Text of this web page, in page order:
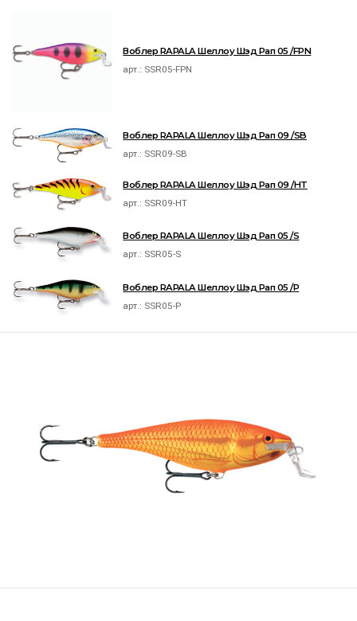
Воблер RAPALA Шеллоу Шэд Рап 05 /FPN
арт.: SSR05-FPN
Воблер RAPALA Шеллоу Шэд Рап 09 /SB
арт.: SSR09-SB
Воблер RAPALA Шеллоу Шэд Рап 09 /HT
арт.: SSR09-HT
Воблер RAPALA Шеллоу Шэд Рап 05 /S
арт.: SSR05-S
Воблер RAPALA Шеллоу Шэд Рап 05 /P
арт.: SSR05-P